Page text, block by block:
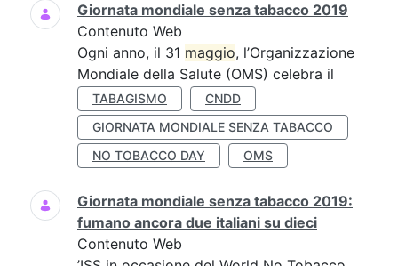
Giornata mondiale senza tabacco 2019
Contenuto Web
Ogni anno, il 31 maggio, l’Organizzazione
Mondiale della Salute (OMS) celebra il
TABAGISMO
CNDD
GIORNATA MONDIALE SENZA TABACCO
NO TOBACCO DAY
OMS
Giornata mondiale senza tabacco 2019:
fumano ancora due italiani su dieci
Contenuto Web